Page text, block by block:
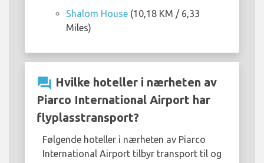
Shalom House (10,18 KM / 6,33
Miles)
question_answer Hvilke hoteller i nærheten av
Piarco International Airport har
flyplasstransport?
Følgende hoteller i nærheten av Piarco
International Airport tilbyr transport til og